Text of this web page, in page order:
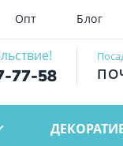
Опт Блог
77-58